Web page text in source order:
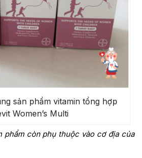
sản phẩm vitamin tổng hợp
Women’s Multi
phẩm còn phụ thuộc vào cơ địa của